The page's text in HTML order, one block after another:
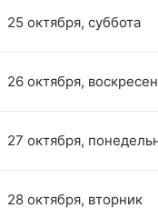
25 октября, суббота
26 октября,
27 октября,
28 октября, вторник